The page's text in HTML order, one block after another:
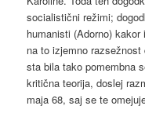
socialistični režimi;
humanisti (Adorno)
na to izjemno
sta bila tako pomembna
kritična teorija, doslej
maja 68, saj se te